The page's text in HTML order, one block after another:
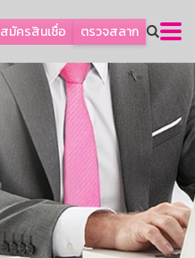
สมัครสินเชื่อ ตรวจสลาก